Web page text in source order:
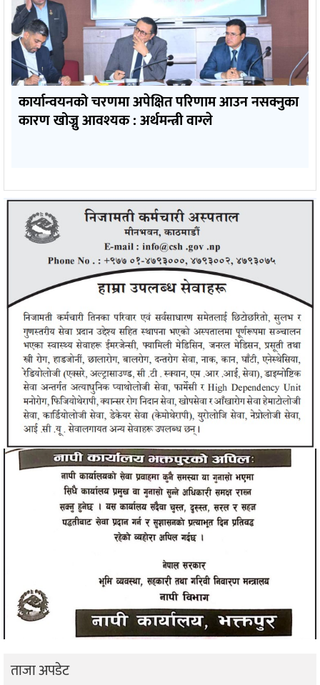
कार्यान्वयनको चरणमा अपेक्षित परिणाम आउन नसक्नुका
कारण खोज्नु आवश्यक : अर्थमन्त्री वाग्ले
ताजा अपडेट